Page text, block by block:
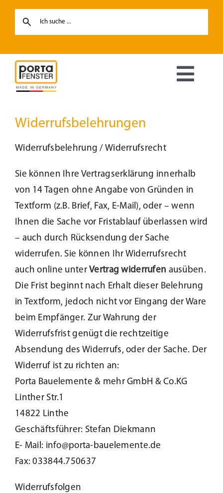
Skip
Haustüren
Hebe-Schiebetüren
Terrassentüren
Beschattung
Fensterbänke
Nachhaltigkeit
Widerrufsbelehrungen
Widerrufsbelehrung / Widerrufsrecht
Sie können Ihre Vertragserklärung innerhalb
von 14 Tagen ohne Angabe von Gründen in
Textform (z.B. Brief, Fax, E-Mail), oder – wenn
Ihnen die Sache vor Fristablauf überlassen wird
– auch durch Rücksendung der Sache
widerrufen. Sie können Ihr Widerrufsrecht
auch online unterVertrag widerrufen ausüben.
Die Frist beginnt nach Erhalt dieser Belehrung
in Textform, jedoch nicht vor Eingang der Ware
beim Empfänger. Zur Wahrung der
Widerrufsfrist genügt die rechtzeitige
Absendung des Widerrufs, oder der Sache. Der
Widerruf ist zu richten an:
Porta Bauelemente & mehr GmbH & Co.KG
Linther Str.1
14822 Linthe
Geschäftsführer: Stefan Diekmann
E- Mail: info@porta-bauelemente.de
Fax: 033844.750637
Widerrufsfolgen